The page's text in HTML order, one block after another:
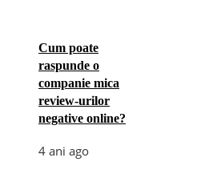
Cum poate
raspunde o
companie mica
review-urilor
negative online?
4 ani ago